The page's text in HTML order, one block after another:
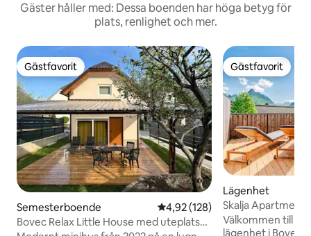
Gäster håller med: Dessa boenden har höga betyg för
plats, renlighet och mer.
Gästfavorit
Gästfavorit
Semesterboende 4,92 av 5 i genomsnittligt
4,92 (128)
Bovec Relax Little House med uteplats
Gästfavorit
Gästfavorit
Lägenhet
Skalja Apartment
Välkommen till
lägenhet i Bovec,